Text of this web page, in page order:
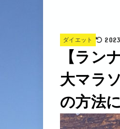
ダイエット
【ラン
大マラ
の方法